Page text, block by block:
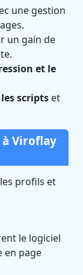
une gestion
un gain de
et le
les scripts et
Viroflay
profils et
le logiciel
en page